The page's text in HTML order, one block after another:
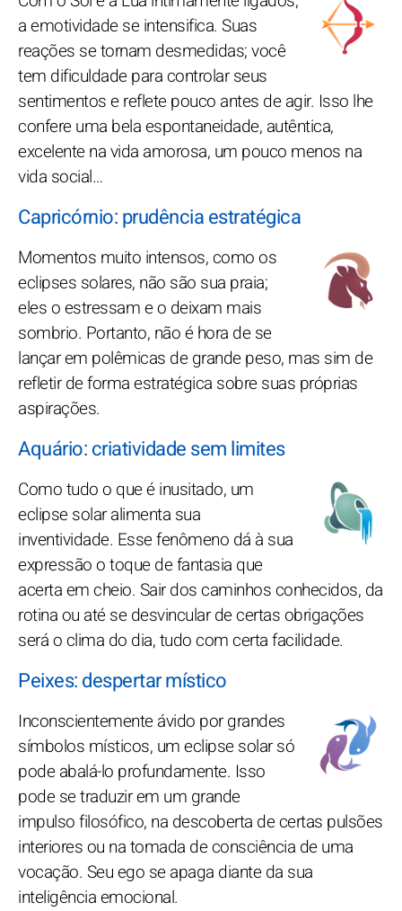
a emotividade se intensifica. Suas
reações se tornam desmedidas; você
tem dificuldade para controlar seus
sentimentos e reflete pouco antes de agir. Isso lhe
confere uma bela espontaneidade, autêntica,
excelente na vida amorosa, um pouco menos na
vida social…
Capricórnio: prudência estratégica
Momentos muito intensos, como os
eclipses solares, não são sua praia;
eles o estressam e o deixam mais
sombrio. Portanto, não é hora de se
lançar em polêmicas de grande peso, mas sim de
refletir de forma estratégica sobre suas próprias
aspirações.
Aquário: criatividade sem limites
Como tudo o que é inusitado, um
eclipse solar alimenta sua
inventividade. Esse fenômeno dá à sua
expressão o toque de fantasia que
acerta em cheio. Sair dos caminhos conhecidos, da
rotina ou até se desvincular de certas obrigações
será o clima do dia, tudo com certa facilidade.
Peixes: despertar místico
Inconscientemente ávido por grandes
símbolos místicos, um eclipse solar só
pode abalá-lo profundamente. Isso
pode se traduzir em um grande
impulso filosófico, na descoberta de certas pulsões
interiores ou na tomada de consciência de uma
vocação. Seu ego se apaga diante da sua
inteligência emocional.